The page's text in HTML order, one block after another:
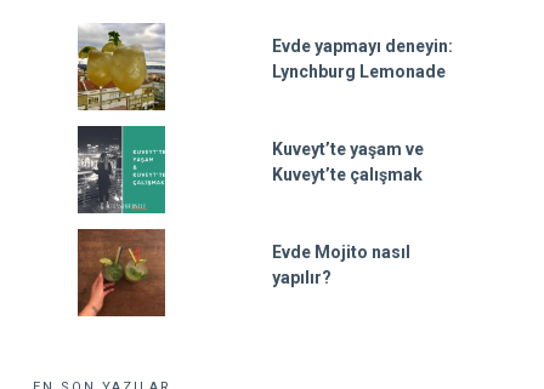
Evde yapmayı deneyin:
Lynchburg Lemonade
Kuveyt’te yaşam ve
Kuveyt’te çalışmak
Evde Mojito nasıl
yapılır?